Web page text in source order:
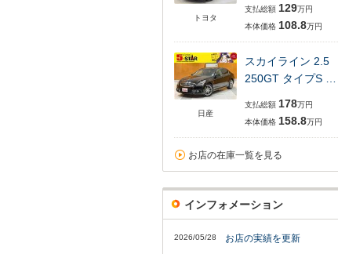
トヨタ
支払総額 129万円
本体価格 108.8万円
日産
スカイライン 2.5
250GT タイプS …
支払総額 178万円
本体価格 158.8万円
お店の在庫一覧を見る
インフォメーション
2026/05/28 お店の実績を更新